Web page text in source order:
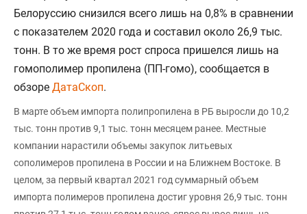
Белоруссию снизился всего лишь на 0,8% в сравнении
с показателем 2020 года и составил около 26,9 тыс.
тонн. В то же время рост спроса пришелся лишь на
гомополимер пропилена (ПП-гомо), сообщается в
обзоре ДатаСкоп.
В марте объем импорта полипропилена в РБ выросли до 10,2
тыс. тонн против 9,1 тыс. тонн месяцем ранее. Местные
компании нарастили объемы закупок литьевых
сополимеров пропилена в России и на Ближнем Востоке. В
целом, за первый квартал 2021 год суммарный объем
импорта полимеров пропилена достиг уровня 26,9 тыс. тонн